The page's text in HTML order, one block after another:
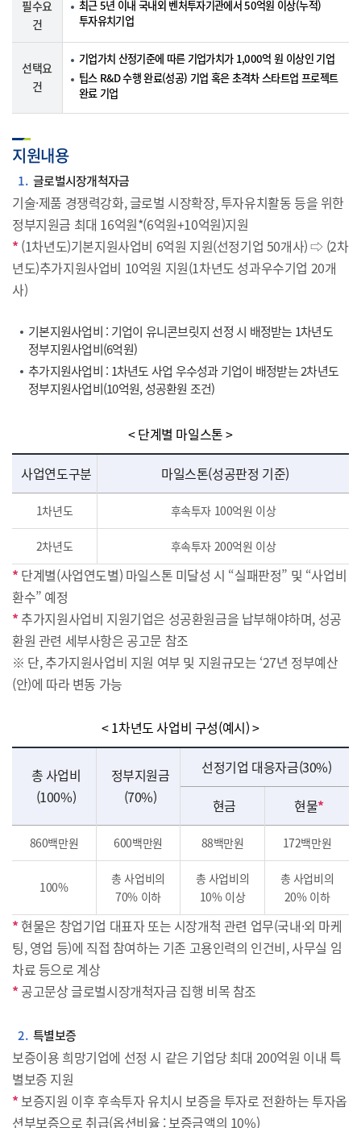
필수요
건
최근 5년 이내 국내외 벤처투자기관에서 50억원 이상(누적)
투자유치기업
선택요
건
기업가치 산정기준에 따른 기업가치가 1,000억 원 이상인 기업
팁스 R&D 수행 완료(성공) 기업 혹은 초격차 스타트업 프로젝트
완료 기업
지원내용
1 글로벌시장개척자금
기술·제품 경쟁력강화, 글로벌 시장확장, 투자유치활동 등을 위한
정부지원금 최대 16억원*(6억원+10억원)지원
*(1차년도)기본지원사업비 6억원 지원(선정기업 50개사) ⇨ (2차
년도)추가지원사업비 10억원 지원(1차년도 성과우수기업 20개
사)
기본지원사업비 : 기업이 유니콘브릿지 선정 시 배정받는 1차년도
정부지원사업비(6억원)
추가지원사업비 : 1차년도 사업 우수성과 기업이 배정받는 2차년도
정부지원사업비(10억원, 성공환원 조건)
< 단계별 마일스톤 >
사업연도구분 마일스톤(성공판정 기준)
1차년도 후속투자 100억원 이상
2차년도 후속투자 200억원 이상
*단계별(사업연도별) 마일스톤 미달성 시 “실패판정” 및 “사업비
환수” 예정
*추가지원사업비 지원기업은 성공환원금을 납부해야하며, 성공
환원 관련 세부사항은 공고문 참조
※ 단, 추가지원사업비 지원 여부 및 지원규모는 ‘27년 정부예산
(안)에 따라 변동 가능
< 1차년도 사업비 구성(예시) >
총 사업비
(100%)
정부지원금
(70%)
선정기업 대응자금(30%)
현금
현물*
860백만원 600백만원 88백만원 172백만원
100%
총 사업비의
70% 이하
총 사업비의
10% 이상
총 사업비의
20% 이하
*현물은 창업기업 대표자 또는 시장개척 관련 업무(국내·외 마케
팅, 영업 등)에 직접 참여하는 기존 고용인력의 인건비, 사무실 임
차료 등으로 계상
*공고문상 글로벌시장개척자금 집행 비목 참조
2 특별보증
보증이용 희망기업에 선정 시 같은 기업당 최대 200억원 이내 특
별보증 지원
*보증지원 이후 후속투자 유치시 보증을 투자로 전환하는 투자옵
션부보증으로 취급(옵션비율 : 보증금액의 10%)